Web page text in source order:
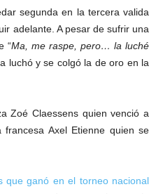
segunda en la tercera valida
adelante. A pesar de sufrir una
“Ma, me raspe, pero… la luché
luchó y se colgó la de oro en la
Zoé Claessens quien venció a
Axel Etienne quien se
que ganó en el torneo nacional